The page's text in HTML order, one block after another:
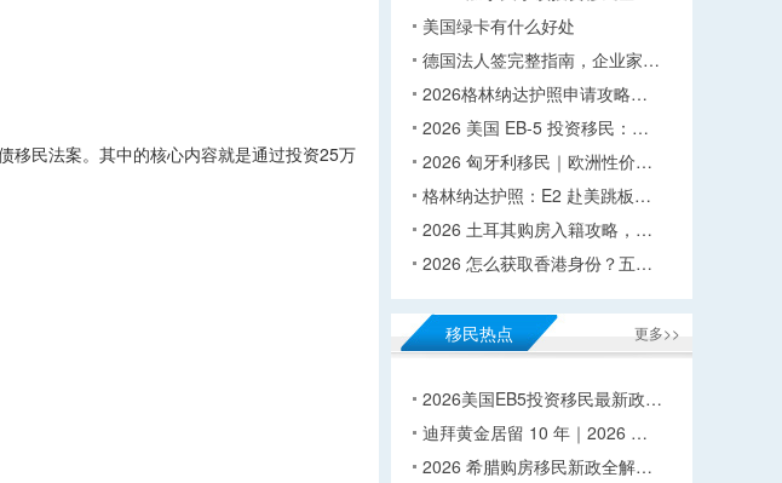
移民法案。其中的核心内容就是通过投资25万
美国绿卡有什么好处
德国法人签完整指南，企业家…
2026格林纳达护照申请攻略…
2026 美国 EB-5 投资移民：…
2026 匈牙利移民｜欧洲性价…
格林纳达护照：E2 赴美跳板…
2026 土耳其购房入籍攻略，…
2026 怎么获取香港身份？五…
更多>>
移民热点
2026美国EB5投资移民最新政…
迪拜黄金居留 10 年｜2026 …
2026 希腊购房移民新政全解…